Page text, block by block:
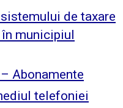
de taxare
municipiul
Abonamente
telefoniei